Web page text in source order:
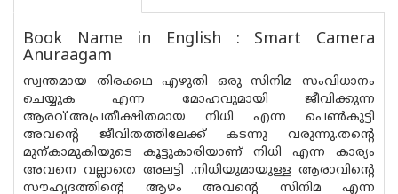
Book Name in English : Smart Camera
Anuraagam
സ്വന്തമായ തിരക്കഥ എഴുതി ഒരു സിനിമ സംവിധാനം
ചെയ്യുക എന്ന മോഹവുമായി ജീവിക്കുന്ന
ആരവ്.അപ്രതീക്ഷിതമായ നിധി എന്ന പെൺകുട്ടി
അവന്റെ ജീവിതത്തിലേക്ക് കടന്നു വരുന്നു.തന്റെ
മുന്കാമുകിയുടെ കൂട്ടുകാരിയാണ് നിധി എന്ന കാര്യം
അവനെ വല്ലാതെ അലട്ടി .നിധിയുമായുള്ള ആരാവിന്റെ
സൗഹൃദത്തിന്റെ ആഴം അവന്റെ സിനിമ എന്ന